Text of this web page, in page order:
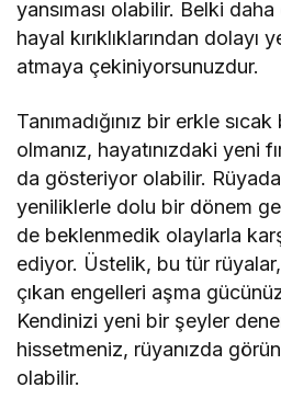
yansıması olabilir. Belki daha
hayal kırıklıklarından dolayı
atmaya çekiniyorsunuzdur.
Tanımadığınız bir erkle
olmanız, hayatınızdaki yeni
da gösteriyor olabilir.
yeniliklerle dolu bir dönem
de beklenmedik olaylarla
ediyor. Üstelik, bu tür
çıkan engelleri aşma
Kendinizi yeni bir şeyler
hissetmeniz, rüyanızda
olabilir.